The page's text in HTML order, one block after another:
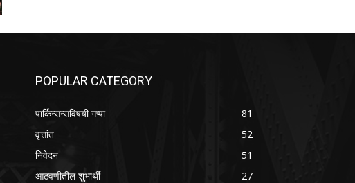
POPULAR CATEGORY
पार्किन्सन्सविषयी गप्पा
81
वृत्तांत
52
निवेदन
51
आठवणीतील शुभार्थी
27